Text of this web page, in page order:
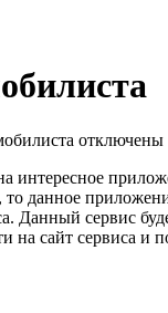
отключены
данное
Данный сервис
на сайт сервиса и